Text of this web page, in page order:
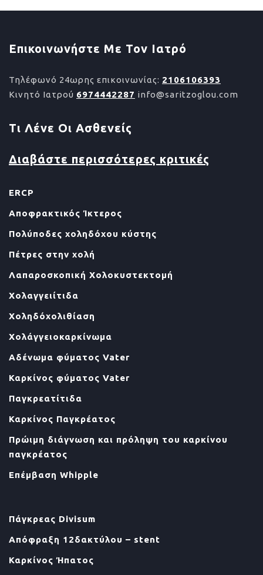
Επικοινωνήστε Με Τον Ιατρό
Τηλέφωνό 24ωρης επικοινωνίας: 2106106393
Κινητό Ιατρού 6974442287 info@saritzoglou.com
Τι Λένε Οι Ασθενείς
Διαβάστε περισσότερες κριτικές
ERCP
Αποφρακτικός Ίκτερος
Πολύποδες χοληδόχου κύστης
Πέτρες στην χολή
Λαπαροσκοπική Χολοκυστεκτομή
Χολαγγειίτιδα
Χοληδόχολιθίαση
Χολάγγειοκαρκίνωμα
Αδένωμα φύματος Vater
Καρκίνος φύματος Vater
Παγκρεατίτιδα
Καρκίνος Παγκρέατος
Πρώιμη διάγνωση και πρόληψη του καρκίνου
παγκρέατος
Επέμβαση Whipple
Πάγκρεας Divisum
Απόφραξη 12δακτύλου – stent
Καρκίνος Ήπατος